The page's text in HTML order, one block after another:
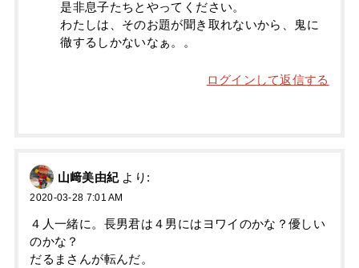
是非息子たちとやってください。
わたしは、そのお題が聞き取れないから、鬼に
徹するしかないなぁ。。
ログインして返信する
山﨑美由紀 より:
2020-03-28 7:01 AM
４人一緒に。長男君は４男にはヨワイのかな？優しい
のかな？
だるまさんが転んだ。